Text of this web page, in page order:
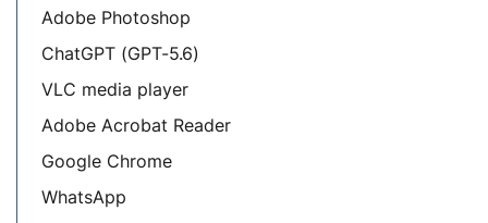
Adobe Photoshop
ChatGPT (GPT-5.6)
VLC media player
Adobe Acrobat Reader
Google Chrome
WhatsApp